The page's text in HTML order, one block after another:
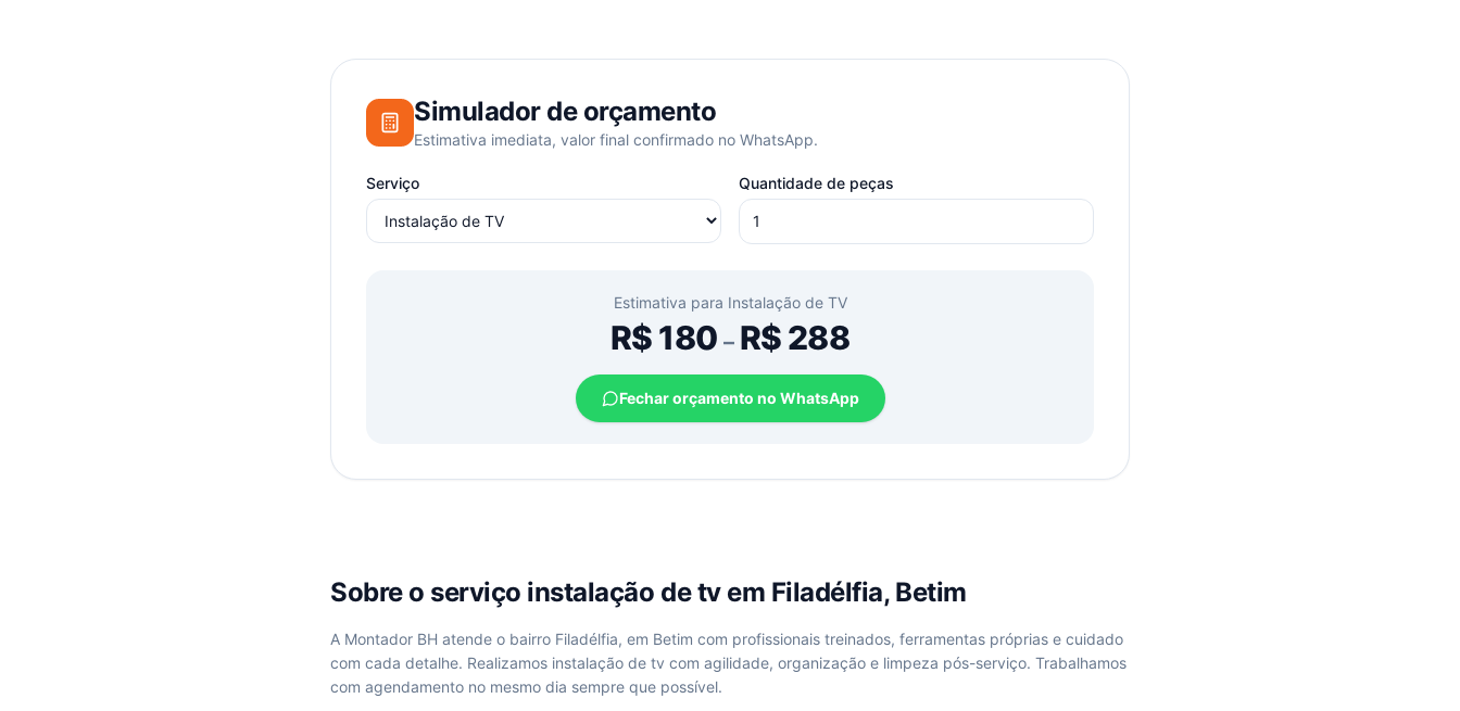
Simulador de orçamento
Estimativa imediata, valor final confirmado no WhatsApp.
Serviço Quantidade de peças
Estimativa para Instalação de TV
R$180 –R$288
Fechar orçamento no WhatsApp
Sobre o serviço instalação de tvem Filadélfia, Betim
A Montador BH atende o bairro Filadélfia, em Betim com profissionais treinados, ferramentas próprias e cuidado
com cada detalhe. Realizamos instalação de tv com agilidade, organização e limpeza pós-serviço. Trabalhamos
com agendamento no mesmo dia sempre que possível.